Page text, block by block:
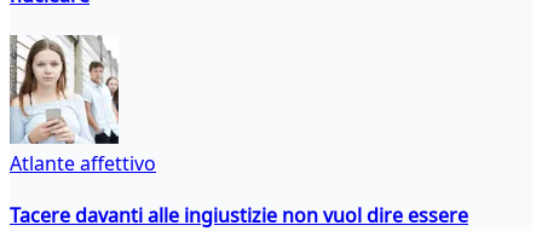
Atlante affettivo
Tacere davanti alle ingiustizie non vuol dire essere